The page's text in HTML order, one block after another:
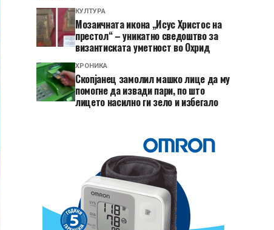
КУЛТУРА
Мозаичната икона „Исус Христос на
престол“ – уникатно сведоштво за
византиската уметност во Охрид
ХРОНИКА
Скопјанец замолил машко лице да му
помогне да извади пари, по што
лицето насилно ги зело и избегало